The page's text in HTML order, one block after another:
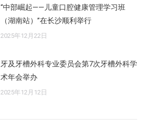
“中部崛起——儿童口腔健康管理学习班
（湖南站）”在长沙顺利举行
2025年12月22日
牙及牙槽外科专业委员会第7次牙槽外科学
术年会举办
2025年12月12日